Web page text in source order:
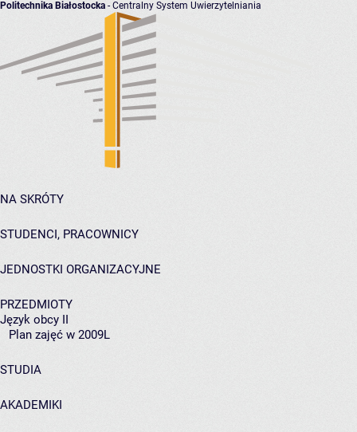
Politechnika Białostocka - Centralny System Uwierzytelniania
NA SKRÓTY
STUDENCI, PRACOWNICY
JEDNOSTKI ORGANIZACYJNE
PRZEDMIOTY
Język obcy II
Plan zajęć w 2009L
STUDIA
AKADEMIKI